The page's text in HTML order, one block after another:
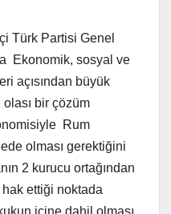
Türk Partisi Genel
Ekonomik, sosyal ve
açısından büyük
bir çözüm
Rum
olması gerektiğini
2 kurucu ortağından
hak ettiği noktada
içine dahil olması